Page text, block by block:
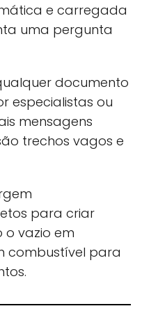
e carregada
uma pergunta
documento
especialistas ou
mensagens
trechos vagos e
para criar
o vazio em
combustível para